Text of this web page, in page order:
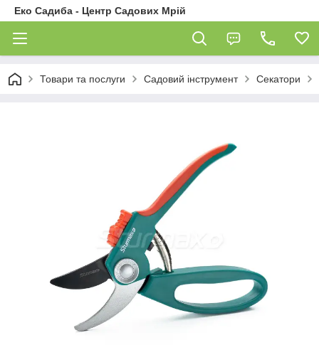
Еко Садиба - Центр Садових Мрій
Товари та послуги Садовий інструмент Секатори